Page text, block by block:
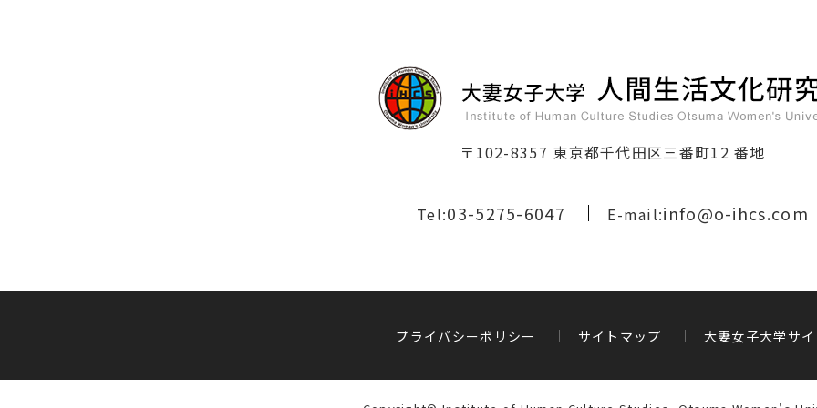
〒102-8357 東京都千代田区三番町12 番地
Tel:03-5275-6047 E-mail:info@o-ihcs.com
プライバシーポリシー サイトマップ 大妻女子大学サ